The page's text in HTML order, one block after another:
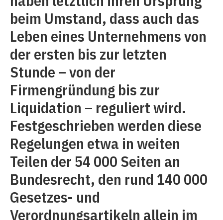
beim Umstand, dass auch das
Leben eines Unternehmens von
der ersten bis zur letzten
Stunde – von der
Firmengründung bis zur
Liquidation – reguliert wird.
Festgeschrieben werden diese
Regelungen etwa in weiten
Teilen der 54 000 Seiten an
Bundesrecht, den rund 140 000
Gesetzes- und
Verordnungsartikeln allein im